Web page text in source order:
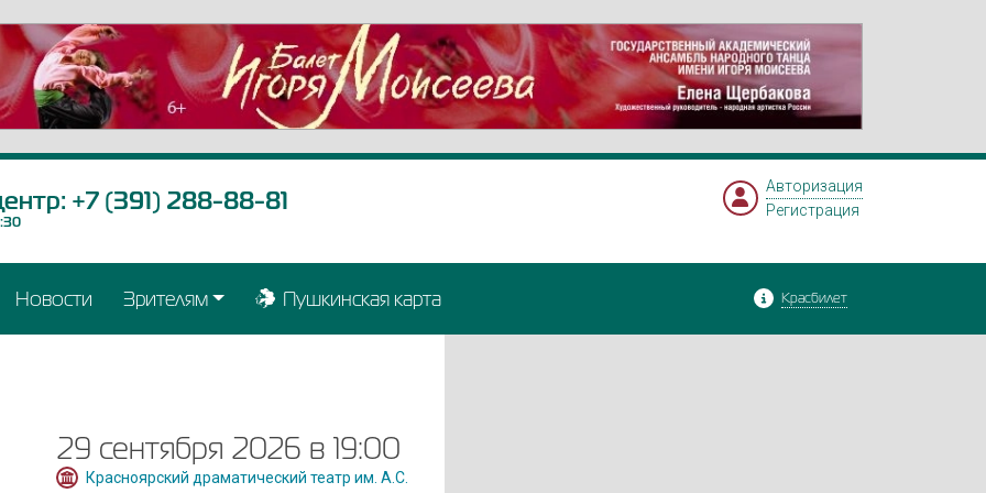
+7 (391) 288-88-81
Авторизация
Регистрация
Новости Зрителям Пушкинская карта Красбилет
29 сентября 2026 в 19:00
Красноярский драматический театр им. А.С.